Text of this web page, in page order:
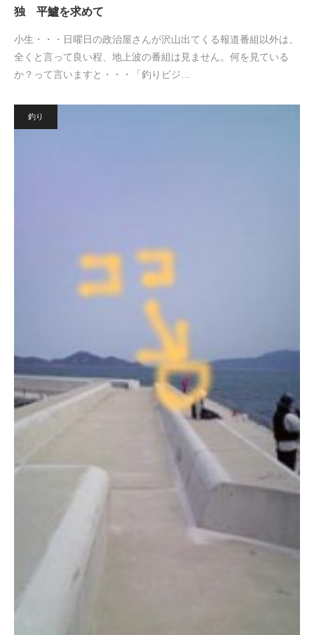
独 平鱸を求めて
小生・・・日曜日の政治屋さんが沢山出てくる報道番組以外は、
全くと言って良い程、地上波の番組は見ません。何を見ている
か？って言いますと・・・「釣りビジ…
釣り